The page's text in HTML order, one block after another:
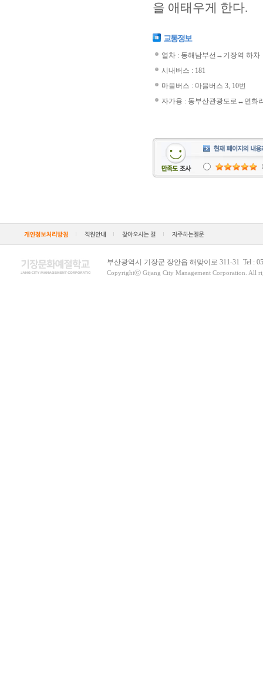
을 애태우게 한다.
교통정보
열차 : 동해남부선→기장역 하차
시내버스 : 181
마을버스 : 마을버스 3, 10번
자가용 : 동부산관광도로↔연화
부산광역시 기장군 장안읍 해맞이로 311-31 Tel :
Copyrightⓒ Gijang City Management Corporation. All